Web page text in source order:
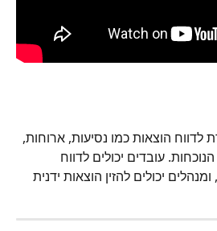
לדווח הוצאות כמו נסיעות, ארוחות,
עובדים יכולים לדווח
יכולים להזין הוצאות ידנית